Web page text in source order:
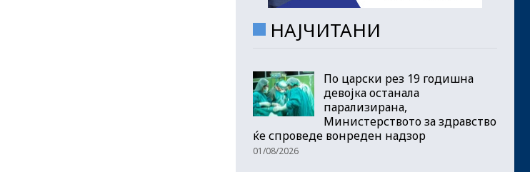
НАЈЧИТАНИ
По царски рез 19 годишна
девојка останала
парализирана,
Министерството за здравство
ќе спроведе вонреден надзор
01/08/2026